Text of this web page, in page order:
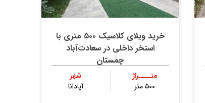
خرید ویلای کلاسیک ۵۰۰ متری با
استخر داخلی در سعادت‌آباد
چمستان
متــــراژ
۵۰۰ متر
شهر
آپادانا